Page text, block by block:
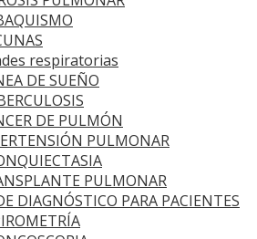
respiratorias
DE SUEÑO
DE PULMÓN
PULMONAR
PULMONAR
DIAGNÓSTICO PARA PACIENTES